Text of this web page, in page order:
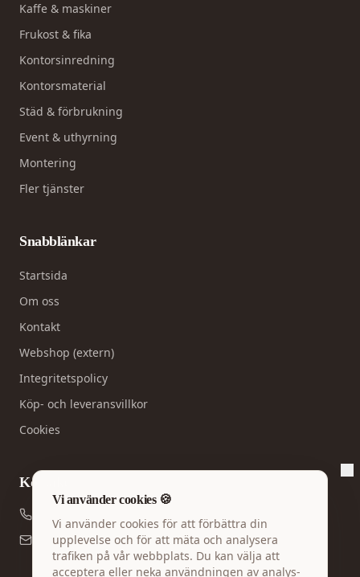
Vi använder cookies 🍪
Vi använder cookies för att förbättra din
upplevelse och för att mäta och analysera
trafiken på vår webbplats. Du kan välja att
acceptera eller neka användningen av analys-
Kaffe & maskiner
Frukost & fika
Kontorsinredning
Kontorsmaterial
Städ & förbrukning
Event & uthyrning
Montering
Fler tjänster
Snabblänkar
Startsida
Om oss
Kontakt
Webshop (extern)
Integritetspolicy
Köp- och leveransvillkor
Cookies
Kontakt
info@kontorspartner.se